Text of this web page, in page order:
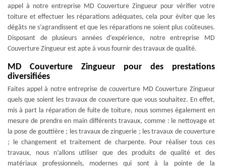
appel à notre entreprise MD Couverture Zingueur pour vérifier votre
toiture et effectuer les réparations adéquates, cela pour éviter que les
dégâts ne s’agrandissent et que les réparations ne soient plus coûteuses.
Disposant de plusieurs années d’expérience, notre entreprise MD
Couverture Zingueur est apte à vous fournir des travaux de qualité.
MD Couverture Zingueur pour des prestations
diversifiées
Faites appel à notre entreprise de couverture MD Couverture Zingueur
quels que soient les travaux de couverture que vous souhaitez. En effet,
mis à part la réparation de fuite de toiture, nous sommes également en
mesure de prendre en main différents travaux, comme : le nettoyage et
la pose de gouttière ; les travaux de zinguerie ; les travaux de couverture
; le changement et traitement de charpente. Pour réaliser tous ces
travaux, nous n’allons utiliser que des produits de qualité et des
matériaux professionnels, modernes qui sont à la pointe de la